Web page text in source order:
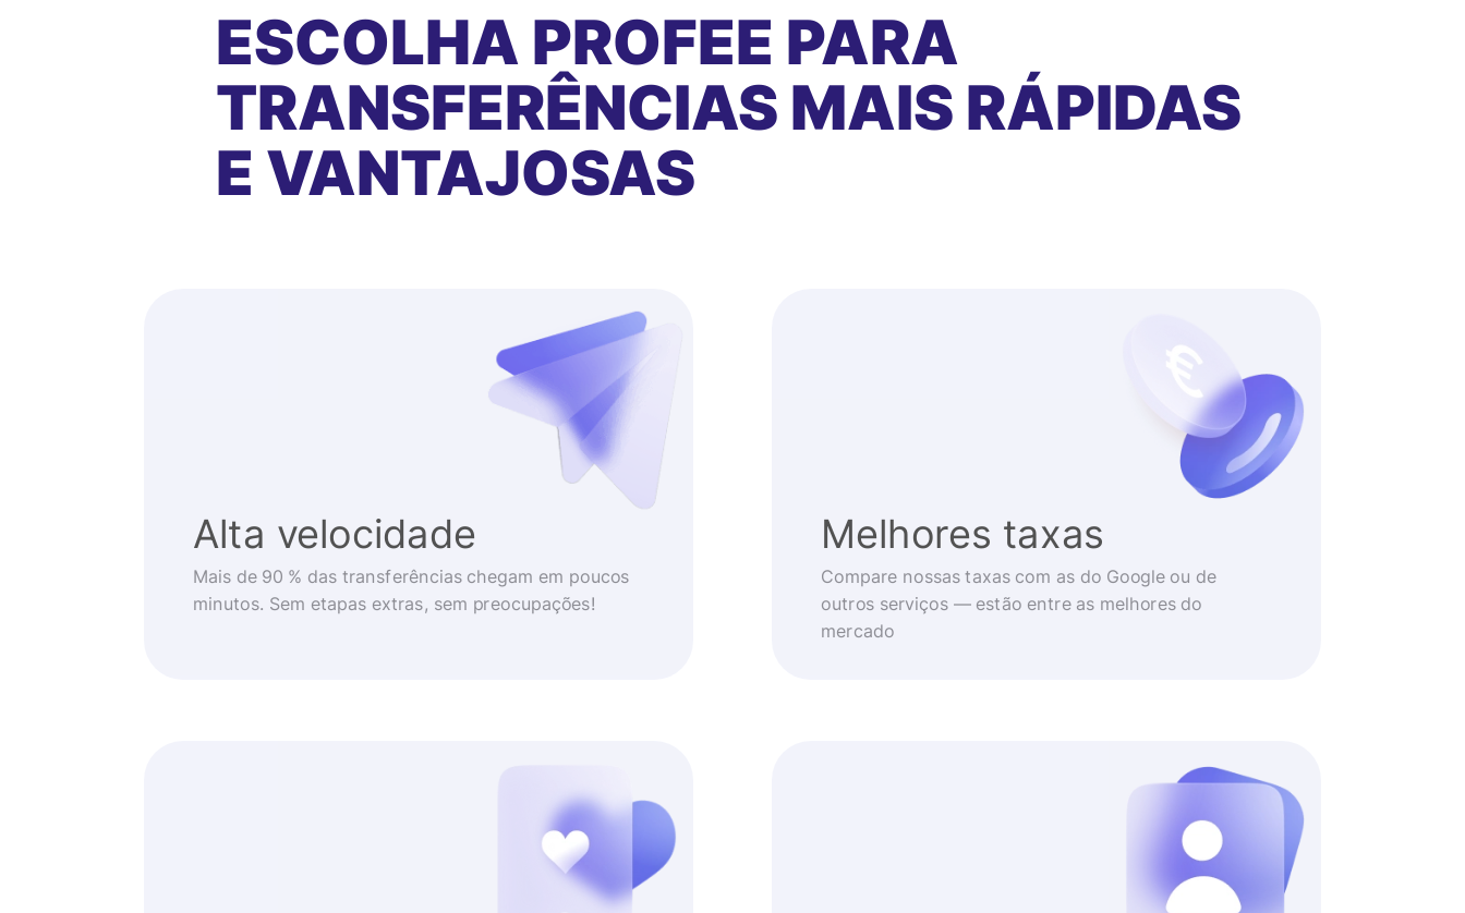
ESCOLHA PROFEE PARA
TRANSFERÊNCIAS MAIS RÁPIDAS
E VANTAJOSAS
Alta velocidade
Mais de 90 % das transferências chegam em poucos
minutos. Sem etapas extras, sem preocupações!
Melhores taxas
Compare nossas taxas com as do Google ou de
outros serviços — estão entre as melhores do
mercado